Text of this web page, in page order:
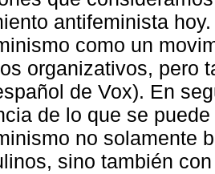
antifeminista
como un
organizativos, pero
de Vox). En
de lo que se
no solamente
sino también